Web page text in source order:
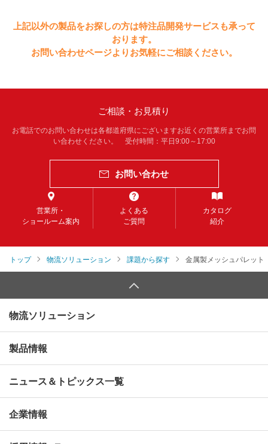
上記以外の製品をお探しの方は特注品開発サービスも承って
おります。
お問い合わせページよりお気軽にご相談ください。
ご相談・お見積り
お電話でのお問い合わせは各都道府県にございますお近くの営業所までお問
い合わせください。 受付時間：平日9:00～17:00
お問い合わせ
営業所・
ショールーム案内
よくある
ご質問
カタログ
紹介
トップ 物流ソリューション 課題から探す 金属製メッシュパレット
物流ソリューション
製品情報
ニュース＆トピックス一覧
企業情報